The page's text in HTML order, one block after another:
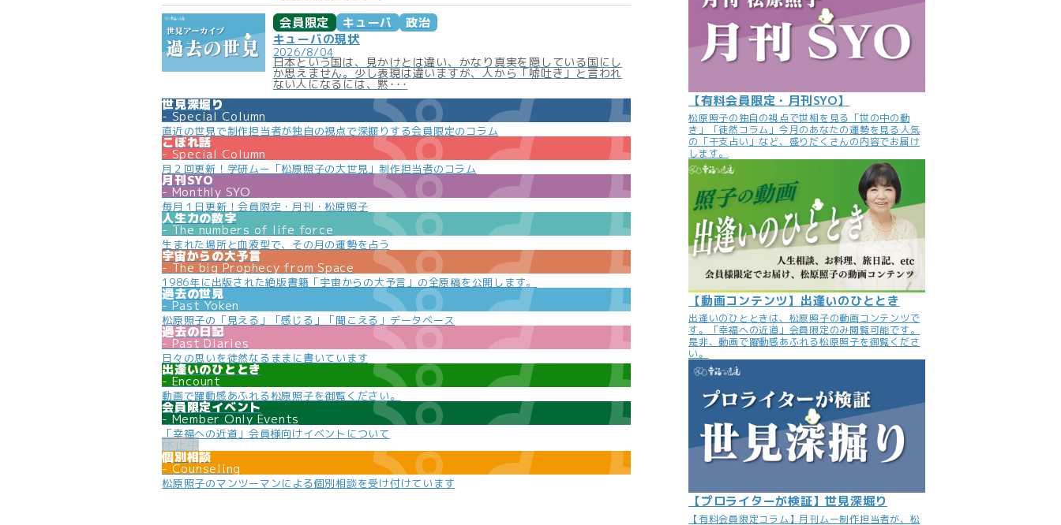
会員限定 キューバ
政治
キューバの現状
2026/8/04
日本という国は、見かけとは違い、かなり真実を隠している国にし
か思えません。少し表現は違いますが、人から「噓吐き」と言われ
ない人になるには、黙･･･
世見深堀り
Special Column
直近の世見で制作担当者が独自の視点で深掘りする会員限定のコラム
こぼれ話
Special Column
月２回更新！学研ムー「松原照子の大世見」制作担当者のコラム
月刊SYO
Monthly SYO
毎月１日更新！会員限定・月刊・松原照子
人生力の数字
The numbers of life force
生まれた場所と血液型で、その月の運勢を占う
宇宙からの大予言
The big Prophecy from Space
1986年に出版された絶版書籍「宇宙からの大予言」の全原稿を公開します。
過去の世見
Past Yoken
松原照子の「見える」「感じる」「聞こえる」データベース
過去の日記
Past Diaries
日々の思いを徒然なるままに書いています
出逢いのひととき
Encount
動画で躍動感あふれる松原照子を御覧ください。
会員限定イベント
Member Only Events
「幸福への近道」会員様向けイベントについて
個別相談
Counseling
松原照子のマンツーマンによる個別相談を受け付けています
【有料会員限定・月刊SYO】
松原照子の独自の視点で世相を見る「世の中の動
き」「徒然コラム」今月のあなたの運勢を見る人気
の「干支占い」など、盛りだくさんの内容でお届け
します。
【動画コンテンツ】出逢いのひととき
出逢いのひとときは、松原照子の動画コンテンツで
す。「幸福への近道」会員限定のみ閲覧可能です。
是非、動画で躍動感あふれる松原照子を御覧くださ
い。
【プロライターが検証】世見深堀り
【有料会員限定コラム】月刊ムー制作担当者が、松